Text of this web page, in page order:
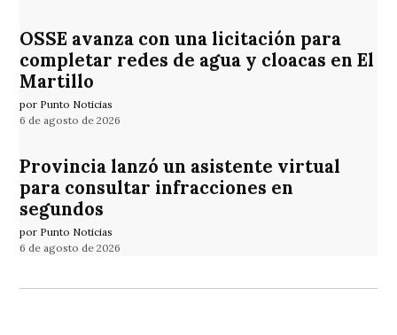
OSSE avanza con una licitación para
completar redes de agua y cloacas en El
Martillo
por Punto Noticias
6 de agosto de 2026
Provincia lanzó un asistente virtual
para consultar infracciones en
segundos
por Punto Noticias
6 de agosto de 2026